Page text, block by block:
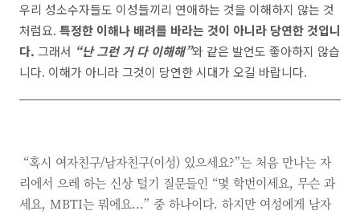
우리 성소수자들도 이성들끼리 연애하는 것을 이해하지 않는 것
처럼요. 특정한 이해나 배려를 바라는 것이 아니라 당연한 것입니
다. 그래서 “난 그런 거 다 이해해”와 같은 발언도 좋아하지 않습
니다. 이해가 아니라 그것이 당연한 시대가 오길 바랍니다.
“혹시 여자친구/남자친구(이성) 있으세요?”는 처음 만나는 자
리에서 으레 하는 신상 털기 질문들인 “몇 학번이세요, 무슨 과
세요, MBTI는 뭐에요...” 중 하나이다. 하지만 여성에게 남자